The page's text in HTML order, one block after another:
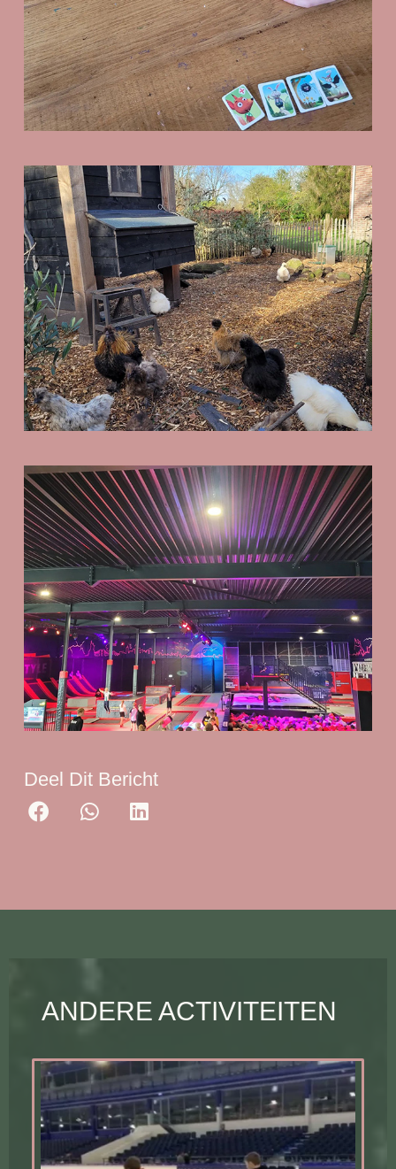
Deel Dit Bericht
ANDERE ACTIVITEITEN